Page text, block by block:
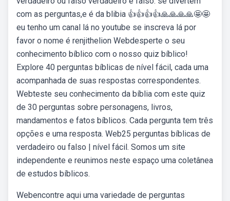
com as perguntas,e é da blibia 👍👍👍👍🙏🙏🙏🙏🤩🤩
eu tenho um canal lá no youtube se inscreva lá por
favor o nome é renjithelion Webdesperte o seu
conhecimento bíblico com o nosso quiz bíblico!
Explore 40 perguntas bíblicas de nível fácil, cada uma
acompanhada de suas respostas correspondentes.
Webteste seu conhecimento da bíblia com este quiz
de 30 perguntas sobre personagens, livros,
mandamentos e fatos bíblicos. Cada pergunta tem três
opções e uma resposta. Web25 perguntas bíblicas de
verdadeiro ou falso | nível fácil. Somos um site
independente e reunimos neste espaço uma coletânea
de estudos bíblicos.
Webencontre aqui uma variedade de perguntas